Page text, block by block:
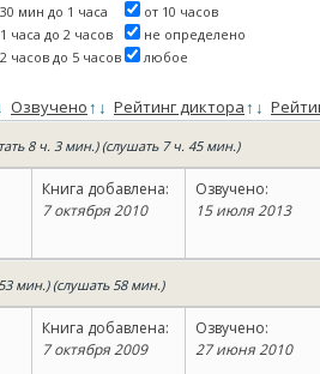
мин до 1 часа
часа до 2 часов
часов до 5 часов
от 10 часов
не определено
любое
Озвучено↑ ↓ Рейтинг диктора↑ ↓
8 ч. 3 мин.) (слушать 7 ч. 45 мин.)
Книга добавлена:
7 октября 2010
Озвучено:
15 июля 2013
мин.) (слушать 58 мин.)
Книга добавлена:
7 октября 2009
Озвучено:
27 июня 2010